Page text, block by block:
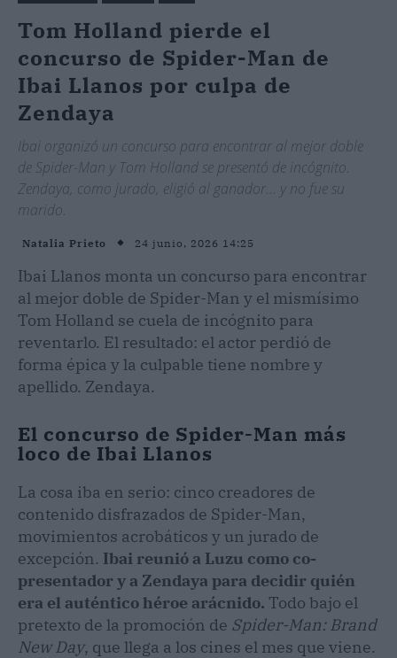
Tom Holland pierde el
concurso de Spider-Man de
Ibai Llanos por culpa de
Zendaya
Ibai organizó un concurso para encontrar al mejor doble
de Spider-Man y Tom Holland se presentó de incógnito.
Zendaya, como jurado, eligió al ganador... y no fue su
marido.
Natalia Prieto 24 junio, 2026 14:25
Ibai Llanos monta un concurso para encontrar
al mejor doble de Spider-Man y el mismísimo
Tom Holland se cuela de incógnito para
reventarlo. El resultado: el actor perdió de
forma épica y la culpable tiene nombre y
apellido. Zendaya.
El concurso de Spider-Man más
loco de Ibai Llanos
La cosa iba en serio: cinco creadores de
contenido disfrazados de Spider-Man,
movimientos acrobáticos y un jurado de
excepción. Ibai reunió a Luzu como co-
presentador y a Zendaya para decidir quién
era el auténtico héroe arácnido. Todo bajo el
pretexto de la promoción de Spider-Man: Brand
New Day, que llega a los cines el mes que viene.